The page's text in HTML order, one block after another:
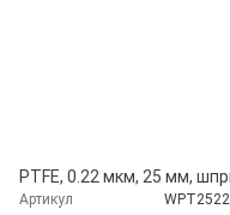
Артикул